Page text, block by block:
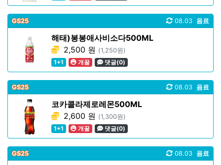
GS25 음료
08.03
해태)봉봉애사비소다500ML
2,500 원 (1,250원)
1+1
개꿀 댓글(0)
GS25 음료
08.03
코카콜라제로레몬500ML
2,600 원 (1,300원)
1+1
개꿀 댓글(0)
GS25 음료
08.03